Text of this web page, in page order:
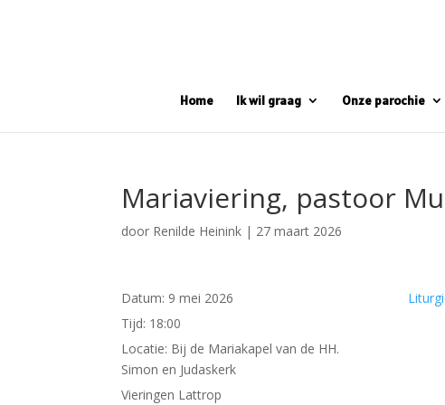
Home Ik wil graag Onze parochie
Mariaviering, pastoor
door Renilde Heinink | 27 maart 2026
Datum: 9 mei 2026
Tijd: 18:00
Locatie: Bij de Mariakapel van de HH.
Simon en Judaskerk
Vieringen Lattrop